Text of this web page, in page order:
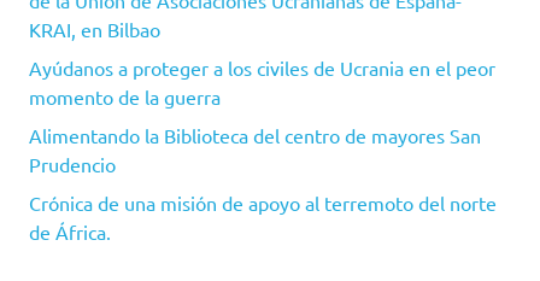
KRAI, en Bilbao
Ayúdanos a proteger a los civiles de Ucrania en el peor
momento de la guerra
Alimentando la Biblioteca del centro de mayores San
Prudencio
Crónica de una misión de apoyo al terremoto del norte
de África.